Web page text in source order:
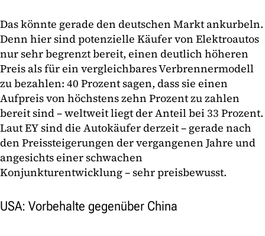
Das könnte gerade den deutschen Markt ankurbeln.
Denn hier sind potenzielle Käufer von Elektroautos
nur sehr begrenzt bereit, einen deutlich höheren
Preis als für ein vergleichbares Verbrennermodell
zu bezahlen: 40 Prozent sagen, dass sie einen
Aufpreis von höchstens zehn Prozent zu zahlen
bereit sind – weltweit liegt der Anteil bei 33 Prozent.
Laut EY sind die Autokäufer derzeit – gerade nach
den Preissteigerungen der vergangenen Jahre und
angesichts einer schwachen
Konjunkturentwicklung – sehr preisbewusst.
USA: Vorbehalte gegenüber China